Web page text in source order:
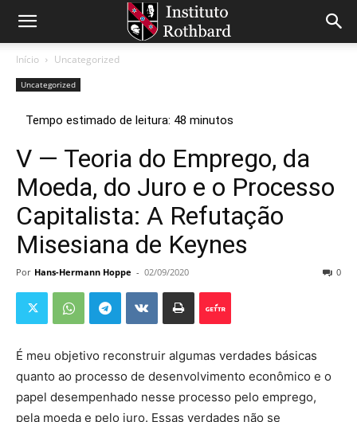
Início Uncategorized
Uncategorized
V — Teoria do Emprego, da
Moeda, do Juro e o Processo
Capitalista: A Refutação
Misesiana de Keynes
Por Hans-Hermann Hoppe - 02/09/2020 0
É meu objetivo reconstruir algumas verdades básicas
quanto ao processo de desenvolvimento econômico e o
papel desempenhado nesse processo pelo emprego,
pela moeda e pelo juro. Essas verdades não se